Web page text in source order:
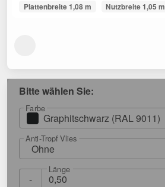
Plattenbreite 1,08 m Nutzbreite 1,05 m
Bitte wählen Sie:
Farbe
Graphitschwarz (RAL 9011)
Anti-Tropf Vlies
Ohne
-
Länge